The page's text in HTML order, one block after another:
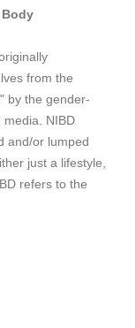
from the
by the gender-
media. NIBD
and/or lumped
just a lifestyle,
refers to the